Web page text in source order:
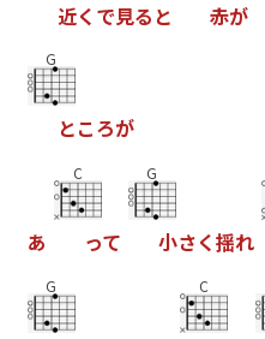
近く で見る と 赤が
G
ところが
あ
C
って
G
小さく揺れ
G C